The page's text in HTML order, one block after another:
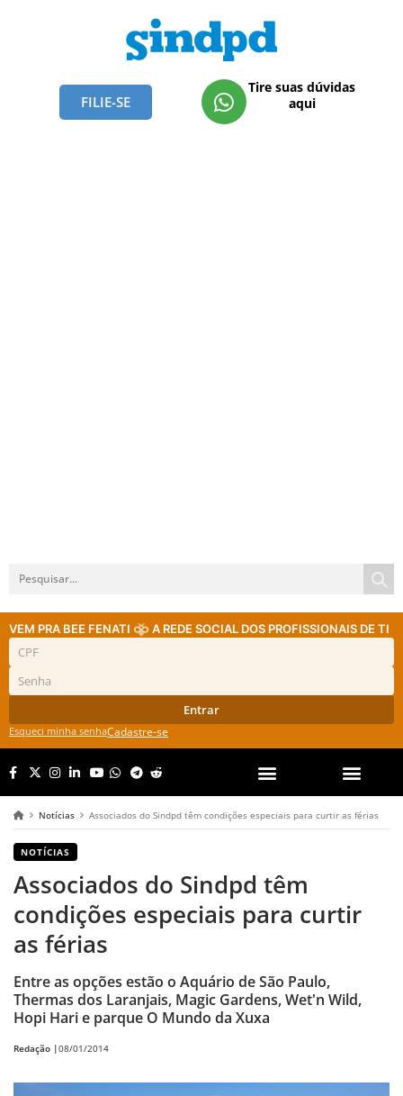
FILIE-SE
Tire suas dúvidas
aqui
VEM PRA BEE FENATI A REDE SOCIAL DOS PROFISSIONAIS DE TI
Entrar
Esqueci minha senhaCadastre-se
Notícias Associados do Sindpd têm condições especiais para curtir as férias
NOTÍCIAS
Associados do Sindpd têm
condições especiais para curtir
as férias
Entre as opções estão o Aquário de São Paulo,
Thermas dos Laranjais, Magic Gardens, Wet'n Wild,
Hopi Hari e parque O Mundo da Xuxa
Redação |08/01/2014